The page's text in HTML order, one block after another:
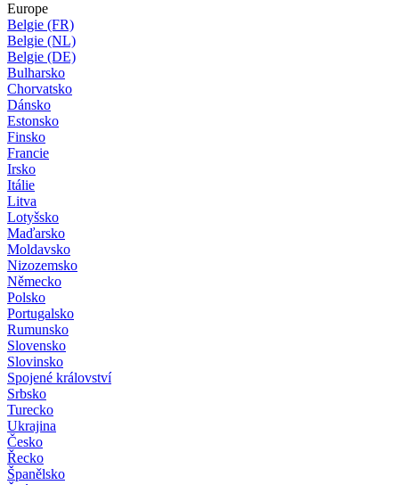
Europe
Belgie (FR)
Belgie (NL)
Belgie (DE)
Bulharsko
Chorvatsko
Dánsko
Estonsko
Finsko
Francie
Irsko
Itálie
Litva
Lotyšsko
Maďarsko
Moldavsko
Nizozemsko
Německo
Polsko
Portugalsko
Rumunsko
Slovensko
Slovinsko
Spojené království
Srbsko
Turecko
Ukrajina
Česko
Řecko
Španělsko